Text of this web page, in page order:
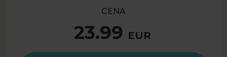
CENA
23.99 EUR